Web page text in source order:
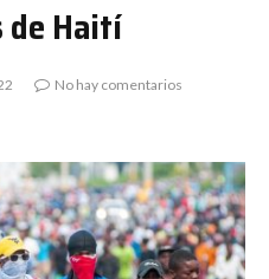
de Haití
No hay comentarios